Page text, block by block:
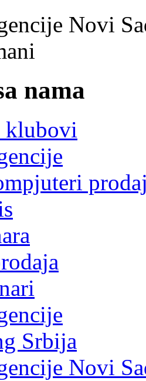
Novi
nama
klubovi
Srbija
Novi